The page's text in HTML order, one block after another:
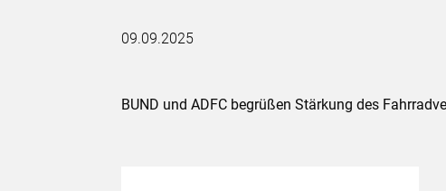
09.09.2025
BUND und ADFC begrüßen Stärkung des